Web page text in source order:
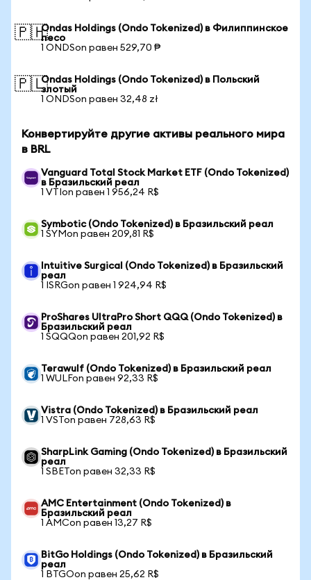
🇵🇭Ondas Holdings (Ondo Tokenized) в Филиппинское
песо
1 ONDSon равен 529,70 ₱
🇵🇱Ondas Holdings (Ondo Tokenized) в Польский
злотый
1 ONDSon равен 32,48 zł
Конвертируйте другие активы реального мира
в BRL
Vanguard Total Stock Market ETF (Ondo Tokenized)
в Бразильский реал
1 VTIon равен 1 956,24 R$
Symbotic (Ondo Tokenized) в Бразильский реал
1 SYMon равен 209,81 R$
Intuitive Surgical (Ondo Tokenized) в Бразильский
реал
1 ISRGon равен 1 924,94 R$
ProShares UltraPro Short QQQ (Ondo Tokenized) в
Бразильский реал
1 SQQQon равен 201,92 R$
Terawulf (Ondo Tokenized) в Бразильский реал
1 WULFon равен 92,33 R$
Vistra (Ondo Tokenized) в Бразильский реал
1 VSTon равен 728,63 R$
SharpLink Gaming (Ondo Tokenized) в Бразильский
реал
1 SBETon равен 32,33 R$
AMC Entertainment (Ondo Tokenized) в
Бразильский реал
1 AMCon равен 13,27 R$
BitGo Holdings (Ondo Tokenized) в Бразильский
реал
1 BTGOon равен 25,62 R$